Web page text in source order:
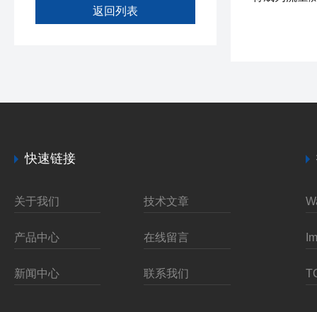
返回列表
快速链接
关于我们 技术文章
产品中心 在线留言
新闻中心 联系我们